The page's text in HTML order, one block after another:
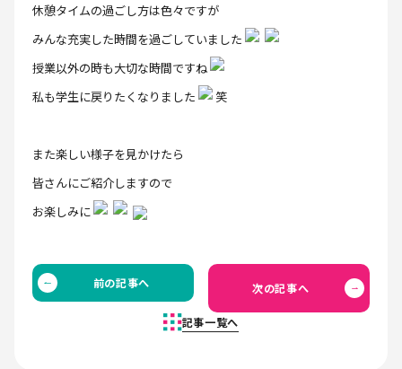
休憩タイムの過ごし方は色々ですが
みんな充実した時間を過ごしていました
授業以外の時も大切な時間ですね
私も学生に戻りたくなりました
笑
また楽しい様子を見かけたら
皆さんにご紹介しますので
お楽しみに
前の記事へ
記事一覧へ
次の記事へ